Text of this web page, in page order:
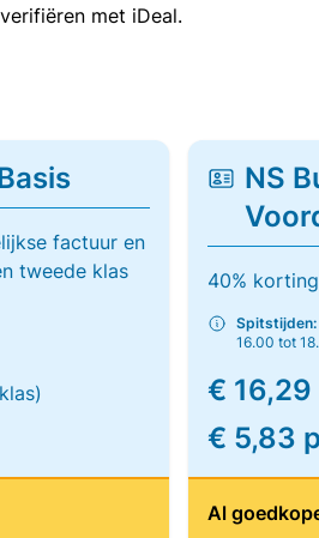
met iDeal.
factuur en
tweede klas
NS
40%
Spitstijden:
16.00 tot
€
€ 5,83
Al